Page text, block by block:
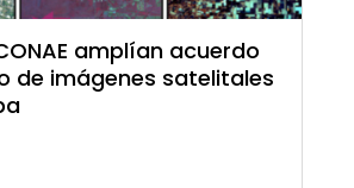
amplían acuerdo
de imágenes satelitales